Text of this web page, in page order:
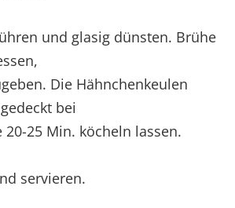
und glasig dünsten. Brühe
Die Hähnchenkeulen
bei
20-25 Min. köcheln lassen.
servieren.